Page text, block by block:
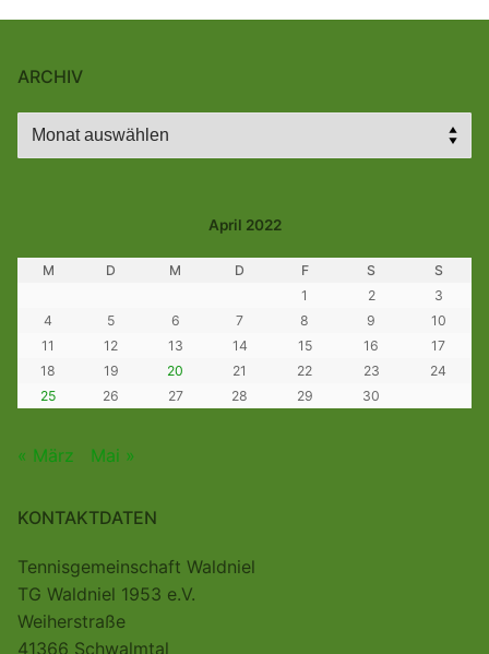
ARCHIV
Archiv
April 2022
M D M D F S
S
1
2
3
4
5 6 7 8 9
10
11
12 13 14 15 16
17
18
19 20 21 22 23
24
25
26 27 28 29 30
« März Mai »
KONTAKTDATEN
Tennisgemeinschaft Waldniel
TG Waldniel 1953 e.V.
Weiherstraße
41366 Schwalmtal